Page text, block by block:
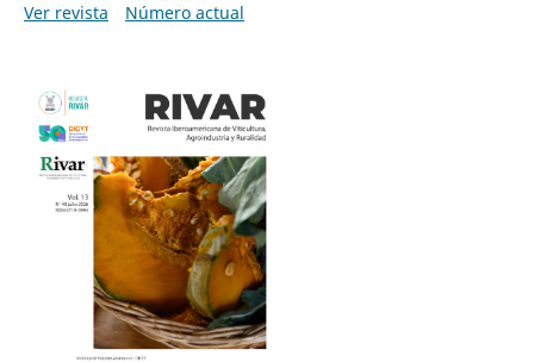
Ver revista
Número actual